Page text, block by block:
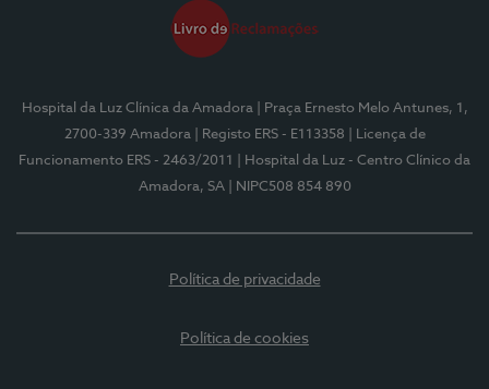
Hospital da Luz Clínica da Amadora
| Praça Ernesto Melo Antunes, 1,
2700-339 Amadora
| Registo ERS - E113358
| Licença de
Funcionamento ERS - 2463/2011
| Hospital da Luz - Centro Clínico da
Amadora, SA
| NIPC508 854 890
Política de privacidade
Política de cookies